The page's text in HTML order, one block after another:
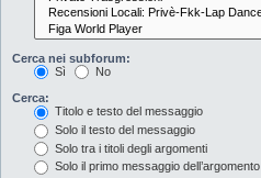
Cerca nei subforum:
Sì
No
Cerca:
Titolo e testo del messaggio
Solo il testo del messaggio
Solo tra i titoli degli argomenti
Solo il primo messaggio dell’argomento